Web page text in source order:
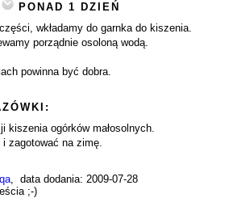
PONAD 1 DZIEŃ
wkładamy do garnka do kiszenia.
porządnie osoloną wodą.
powinna być dobra.
kiszenia ogórków małosolnych.
i zagotować na zimę.
, data dodania: 2009-07-28
;-)